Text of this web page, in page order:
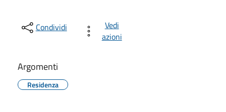
Condividi
Vedi
azioni
Argomenti
Residenza